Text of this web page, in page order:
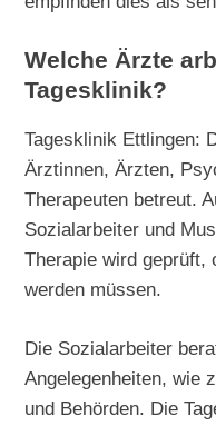
Welche Ärzte
Tagesklinik?
Tagesklinik Ettlingen:
Ärztinnen, Ärzten,
Therapeuten betreut.
Sozialarbeiter und
Therapie wird geprüft,
werden müssen.
Die Sozialarbeiter
Angelegenheiten, wie
und Behörden. Die